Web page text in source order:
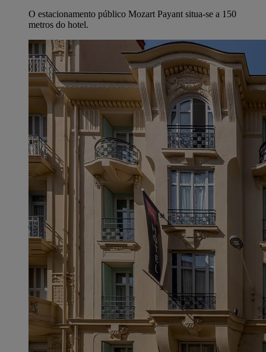
O estacionamento público Mozart Payant situa-se a 150
metros do hotel.